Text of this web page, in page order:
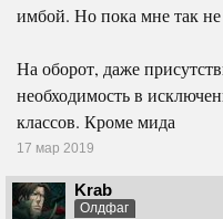
имбой. Но пока мне так не
На оборот, даже
необходимость в
классов. Кроме мида
17 мар 2019
Krab
Олдфаг